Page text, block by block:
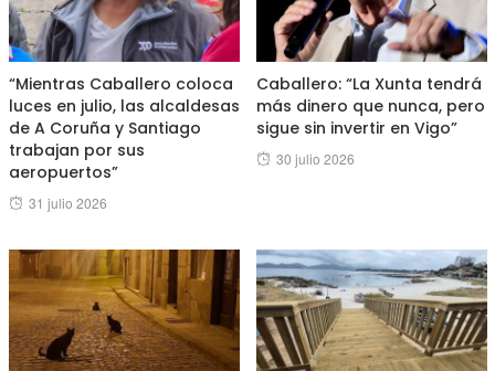
“Mientras Caballero coloca
luces en julio, las alcaldesas
de A Coruña y Santiago
trabajan por sus
aeropuertos”
Posted
31 julio 2026
Caballero: “La Xunta tendrá
más dinero que nunca, pero
sigue sin invertir en Vigo”
Posted
30 julio 2026